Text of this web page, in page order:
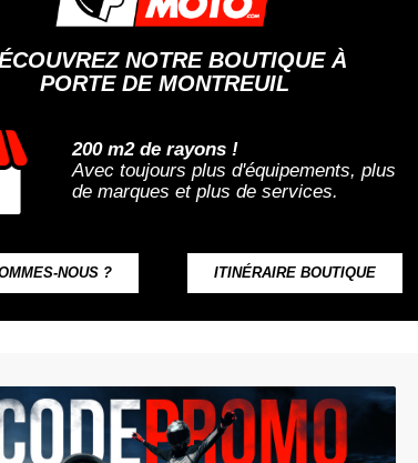
NOTRE BOUTIQUE À
PORTE DE MONTREUIL
200 m2 de rayons !
Avec toujours plus d'équipements, plus
de marques et plus de services.
NOUS ? ITINÉRAIRE BOUTIQUE